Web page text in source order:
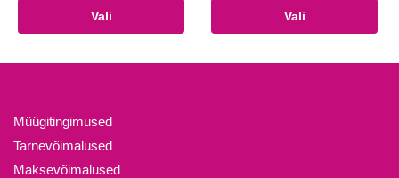
Vali
tootel
Valikuid
saab
Vali
tootel
Müügitingimused
Tarnevõimalused
Maksevõimalused